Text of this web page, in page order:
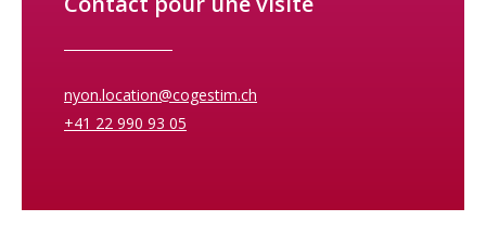
nyon.location@cogestim.ch
+41 22 990 93 05